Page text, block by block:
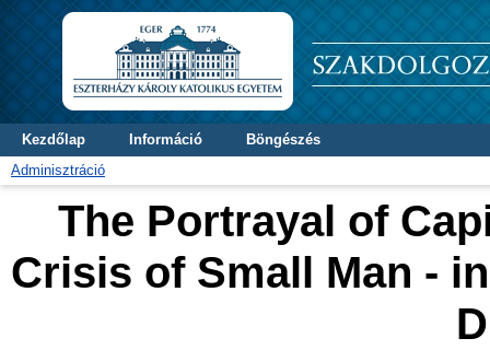
Kezdőlap Információ
Böngészés
Adminisztráció
The Portrayal of
Crisis of Small Man -